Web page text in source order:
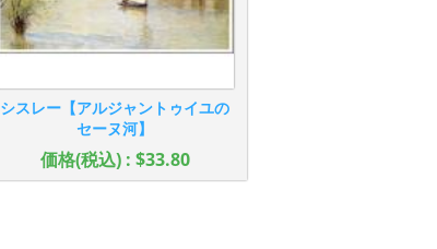
シスレー【アルジャントゥイユの
セーヌ河】
価格(税込) : $33.80